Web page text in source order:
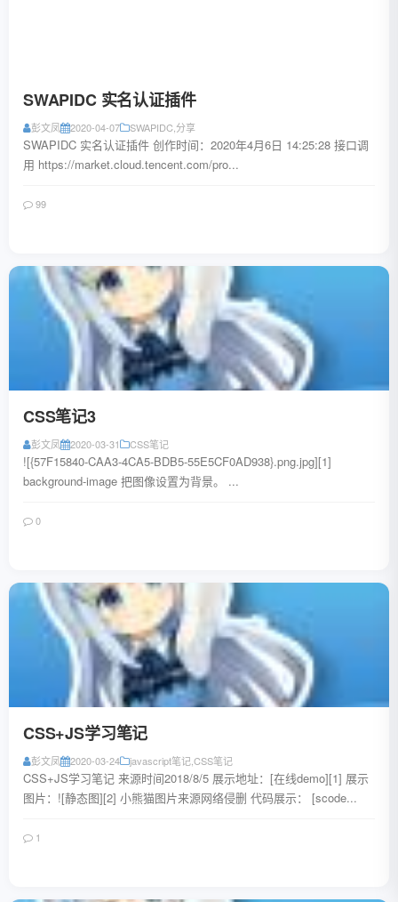
SWAPIDC 实名认证插件
彭文凤 2020-04-07 SWAPIDC 分享
SWAPIDC 实名认证插件 创作时间：2020年4月6日 14:25:28 接口调
用 https://market.cloud.tencent.com/pro...
99
CSS笔记3
彭文凤 2020-03-31 CSS笔记
![{57F15840-CAA3-4CA5-BDB5-55E5CF0AD938}.png.jpg][1]
background-image 把图像设置为背景。 ...
0
CSS+JS学习笔记
彭文凤 2020-03-24 javascript笔记CSS笔记
CSS+JS学习笔记 来源时间2018/8/5 展示地址：[在线demo][1] 展示
图片：![静态图][2] 小熊猫图片来源网络侵删 代码展示： [scode...
1